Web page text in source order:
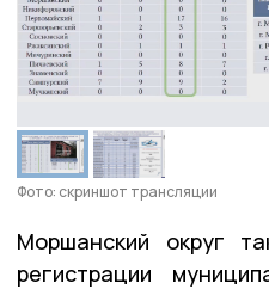
Фото: скриншот трансляции
Моршанский округ
регистрации